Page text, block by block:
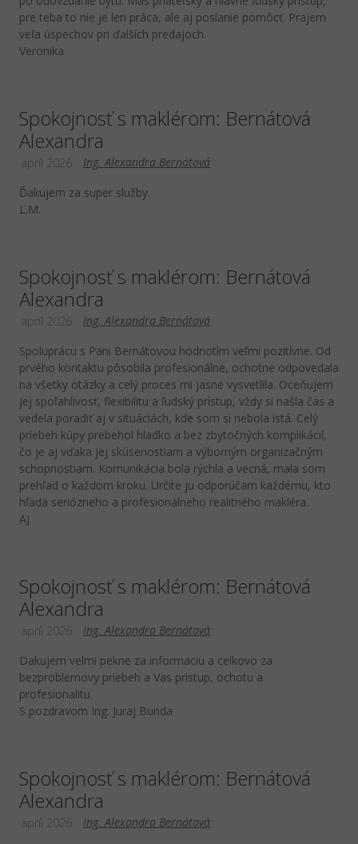
pre teba to nie je len práca, ale aj poslanie pomôcť. Prajem
veľa úspechov pri ďalších predajoch.
Veronika
Spokojnosť s maklérom: Bernátová
Alexandra
Ing. Alexandra Bernátová
apríl 2026
Ďakujem za super služby.
L.M.
Spokojnosť s maklérom: Bernátová
Alexandra
Ing. Alexandra Bernátová
apríl 2026
Spoluprácu s Pani Bernátovou hodnotím veľmi pozitívne. Od
prvého kontaktu pôsobila profesionálne, ochotne odpovedala
na všetky otázky a celý proces mi jasne vysvetlila. Oceňujem
jej spoľahlivosť, flexibilitu a ľudský prístup, vždy si našla čas a
vedela poradiť aj v situáciách, kde som si nebola istá. Celý
priebeh kúpy prebehol hladko a bez zbytočných komplikácií,
čo je aj vďaka jej skúsenostiam a výborným organizačným
schopnostiam. Komunikácia bola rýchla a vecná, mala som
prehľad o každom kroku. Určite ju odporúčam každému, kto
hľadá seriózneho a profesionálneho realitného makléra.
AJ
Spokojnosť s maklérom: Bernátová
Alexandra
Ing. Alexandra Bernátová
apríl 2026
Dakujem velmi pekne za informaciu a celkovo za
bezproblemovy priebeh a Vas pristup, ochotu a
profesionalitu.
S pozdravom Ing. Juraj Bunda
Spokojnosť s maklérom: Bernátová
Alexandra
Ing. Alexandra Bernátová
apríl 2026